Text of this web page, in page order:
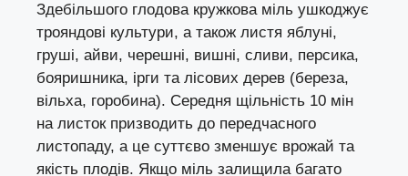
Здебільшого глодова кружкова міль ушкоджує
трояндові культури, а також листя яблуні,
груші, айви, черешні, вишні, сливи, персика,
бояришника, ірги та лісових дерев (береза,
вільха, горобина). Середня щільність 10 мін
на листок призводить до передчасного
листопаду, а це суттєво зменшує врожай та
якість плодів. Якщо міль залищила багато